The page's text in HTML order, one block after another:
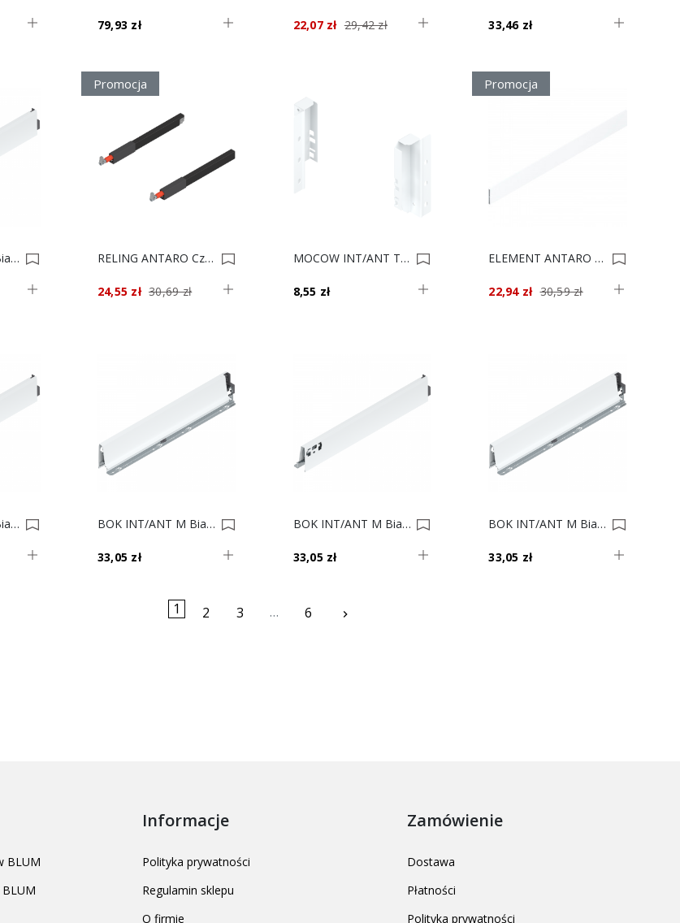
79,93 zł 22,07 zł 29,42 zł 33,46 zł
BOK INT/ANT M Biały 40 P 378M4002SA P 0014717
Promocja
RELING ANTARO Czarny 27cm ZRG.207 L+P** 0012559
24,55 zł 30,69 zł
MOCOW INT/ANT TYŁ B Białe Z30B000S P+L 0011202
8,55 zł
Promocja
ELEMENT ANTARO Biały C 50cm Z37A467C** 0011123
22,94 zł 30,59 zł
BOK INT/ANT M Biały 35 P 378M3502SA 0011086 BOK INT/ANT M Biały 35 L 378M3502SA 0011085
33,05 zł
BOK INT/ANT M Biały 30 P 378M3002SA 0011084
33,05 zł
BOK INT/ANT M Biały 30 L 378M3002SA 0011083
33,05 zł
1 2 3 … 6 keyboard_arrow_right
BLUM
Informacje
Polityka prywatności
Regulamin sklepu
O firmie
Zamówienie
Dostawa
Płatności
Polityka prywatności